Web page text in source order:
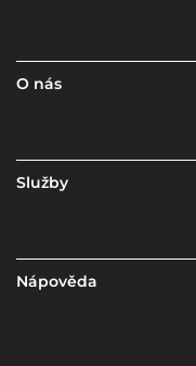
O nás
Služby
Nápověda